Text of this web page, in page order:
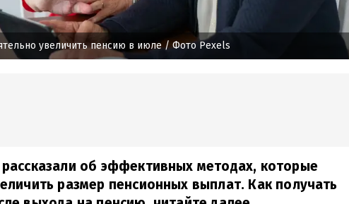
увеличить пенсию в июле/ Фото Pexels
об эффективных методах, которые
размер пенсионных выплат. Как получать